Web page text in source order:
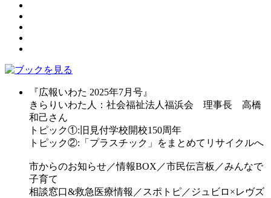
『広報いわた 2025年7月号』
きらりいわた人：社会福祉法人福浜会 理事長 高橋
和己さん
トピック①:旧見付学校開校150周年
トピック②:「プラスチック」をまとめてリサイクルへ
市からのお知らせ／情報BOX／市民伝言板／みんなで
子育て
相談窓口&救急医療情報／スポトピ／ジュビロ×レヴズ